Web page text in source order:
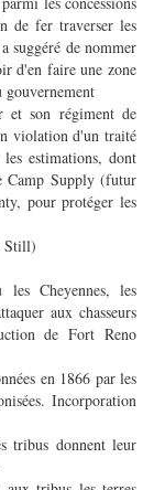
de fer traverser les
suggéré de nommer
d'en faire une zone
gouvernement
et son régiment de
violation d'un traité
les estimations, dont
Camp Supply (futur
pour protéger les
Still)
Cheyennes, les
aux chasseurs
de Fort Reno
en 1866 par les
Incorporation
tribus donnent leur